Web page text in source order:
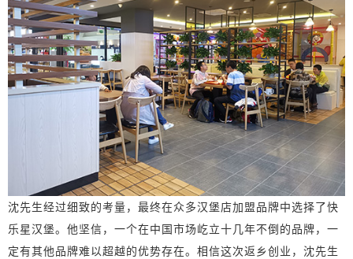
沈先生经过细致的考量，最终在众多汉堡店加盟品牌中选择了快
乐星汉堡。他坚信，一个在中国市场屹立十几年不倒的品牌，一
定有其他品牌难以超越的优势存在。相信这次返乡创业，沈先生